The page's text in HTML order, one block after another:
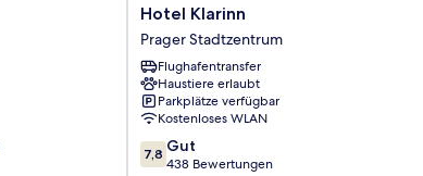
Hotel
Klarinn
Prager
Stadtzentrum
Hotel Klarinn
Prager Stadtzentrum
Flughafentransfer
Haustiere erlaubt
Parkplätze verfügbar
Kostenloses WLAN
7.8
von
7,8 Gut
438 Bewertungen